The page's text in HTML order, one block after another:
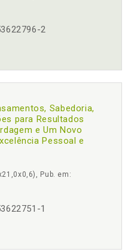
2
Sabedoria,
para Resultados
e Um Novo
Pessoal e
Pub. em:
1